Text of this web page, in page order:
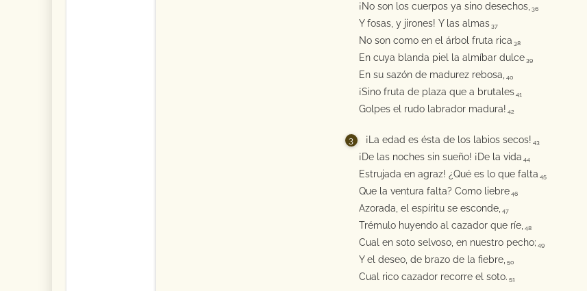
¡No son los cuerpos ya sino desechos, 36
Y fosas, y jirones! Y las almas 37
No son como en el árbol fruta rica 38
En cuya blanda piel la almíbar dulce 39
En su sazón de madurez rebosa, 40
¡Sino fruta de plaza que a brutales 41
Golpes el rudo labrador madura! 42
¡La edad es ésta de los labios secos! 43
¡De las noches sin sueño! ¡De la vida 44
Estrujada en agraz! ¿Qué es lo que falta 45
Que la ventura falta? Como liebre 46
Azorada, el espíritu se esconde, 47
Trémulo huyendo al cazador que ríe, 48
Cual en soto selvoso, en nuestro pecho; 49
Y el deseo, de brazo de la fiebre, 50
Cual rico cazador recorre el soto. 51